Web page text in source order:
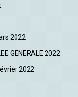
2022
GENERALE 2022
2022